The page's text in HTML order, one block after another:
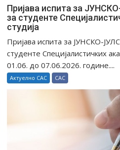
Пријава испита за
за студенте
студија
Пријава испита за ЈУНСКО-
студенте Специјалистичких
01.06. до 07.06.2026. године....
Актуелно САС САС